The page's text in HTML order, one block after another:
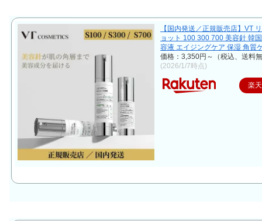
【国内発送／正規販売店】VT
ョット 100 300 700 美容針 韓
容液 エイジングケア 保湿 角質
価格：3,350円～（税込、送料
(2026/1/7時点)
楽